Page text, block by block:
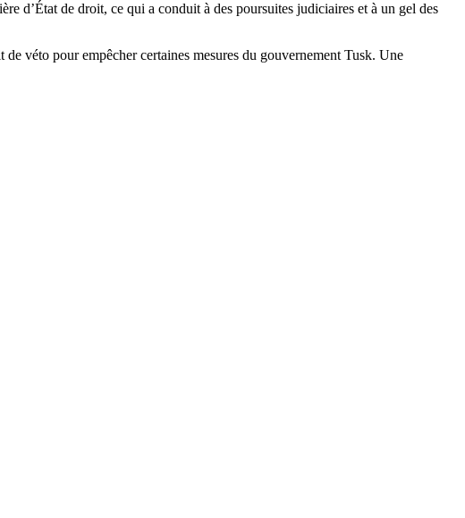
d’État de droit, ce qui a conduit à des poursuites judiciaires et à un gel des
véto pour empêcher certaines mesures du gouvernement Tusk. Une